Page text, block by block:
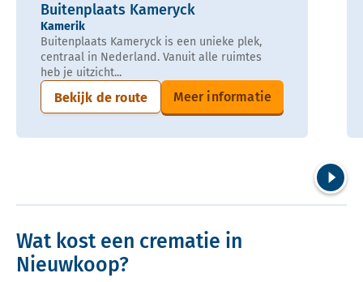
Buitenplaats Kameryck
Kamerik
Buitenplaats Kameryck is een unieke plek,
centraal in Nederland. Vanuit alle ruimtes
heb je uitzicht...
Bekijk de route Meer informatie
Wat kost een crematie in
Nieuwkoop?